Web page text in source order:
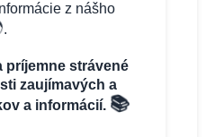
z nášho
.
príjemne strávené
zaujímavých a
a informácií. 📚